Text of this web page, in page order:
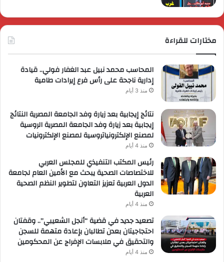
مختارات للقراءة
المحاسب محمد نبيل عبد الغفار فولي.. قيادة
إدارية ناجحة على رأس فرع إيرادات طامية
منذ 3 أيام
نتائج إيجابية بعد زيارة وفد الجامعة المصرية النتائج
إيجابية بعد زيارة وفد الجامعة المصرية الروسية
لمصنع الإلكترونياتروسية لمصنع الإلكترونيات
منذ 4 أيام
رئيس المكتب التنفيذي للمجلس العربي
للاختصاصات الصحية يبحث مع الأمين العام لجامعة
الدول العربية تعزيز التعاون لتطوير النظم الصحية
العربية
منذ 4 أيام
تصعيد جديد في قضية “أنجل الشعيبي”.. وقفتان
احتجاجيتان بعدن تطالبان بإعادة متهمة للسجن
والتحقيق في ملابسات الإفراج عن المحكومين
منذ 4 أيام